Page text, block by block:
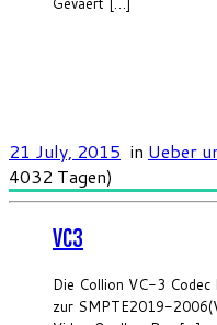
21 July, 2015 in Ueber
4032 Tagen)
VC3
Die Collion VC-3 Codec
zur SMPTE2019-